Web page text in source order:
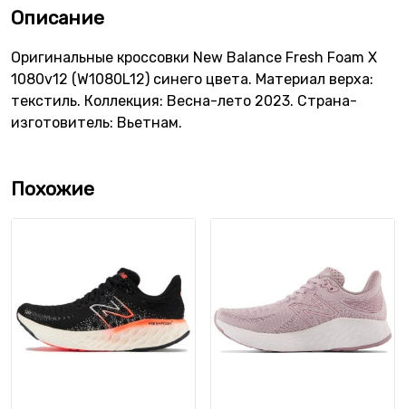
Описание
Оригинальные кроссовки New Balance Fresh Foam X
1080v12 (W1080L12) синего цвета. Материал верха:
текстиль. Коллекция: Весна-лето 2023. Страна-
изготовитель: Вьетнам.
Похожие